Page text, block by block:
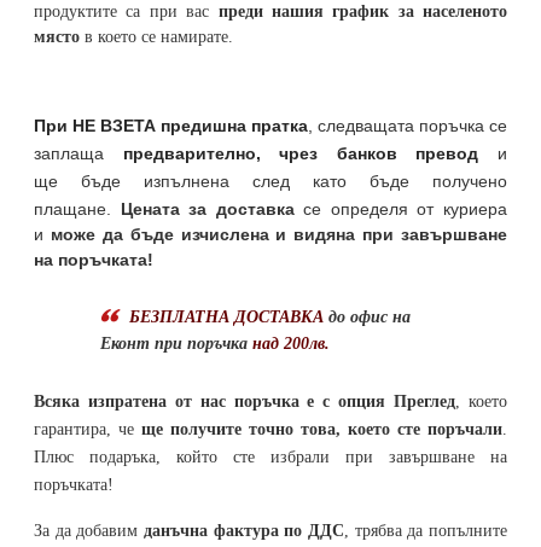
продуктите са при вас преди нашия график за населеното
място в което се намирате.
При НЕ ВЗЕТА предишна пратка следващата поръчка се
заплаща предварително, чрез банков превод и
ще бъде изпълнена след като бъде получено
плащане. Цената за доставкасе определя от куриера
и може да бъде изчислена и видяна при завършване
на поръчката!
БЕЗПЛАТНА ДОСТАВКА до офис на
Еконт при поръчка над 200лв.
Всяка изпратена от нас поръчка е с опция Преглед , което
гарантира, че ще получите точно това, което сте поръчали
Плюс подаръка, който сте избрали при завършване на
поръчката!
За да добавим данъчна фактура по ДДС , трябва да попълните